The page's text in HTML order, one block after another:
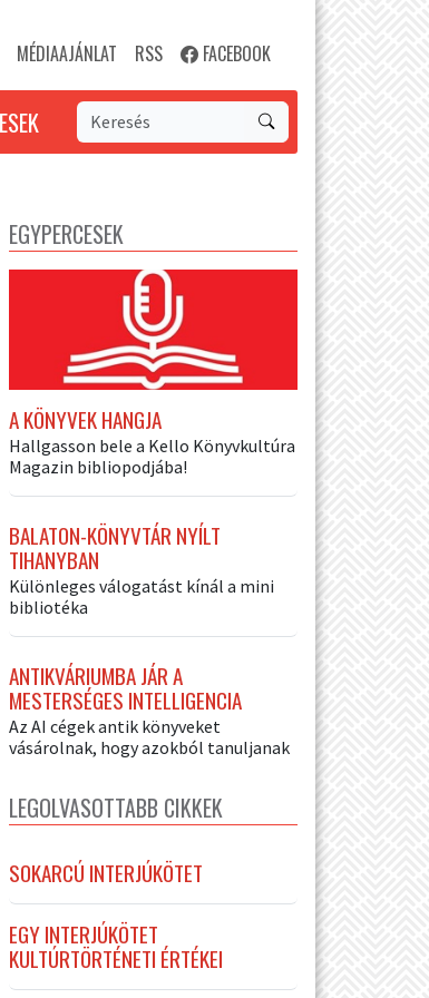
MÉDIAAJÁNLAT RSS FACEBOOK
EGYPERCESEK
A KÖNYVEK HANGJA
Hallgasson bele a Kello Könyvkultúra
Magazin bibliopodjába!
BALATON-KÖNYVTÁR NYÍLT
TIHANYBAN
Különleges válogatást kínál a mini
bibliotéka
ANTIKVÁRIUMBA JÁR A
MESTERSÉGES INTELLIGENCIA
Az AI cégek antik könyveket
vásárolnak, hogy azokból tanuljanak
LEGOLVASOTTABB CIKKEK
SOKARCÚ INTERJÚKÖTET
EGY INTERJÚKÖTET
KULTÚRTÖRTÉNETI ÉRTÉKEI